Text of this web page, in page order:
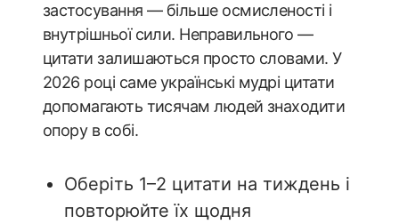
застосування — більше осмисленості і
внутрішньої сили. Неправильного —
цитати залишаються просто словами. У
2026 році саме українські мудрі цитати
допомагають тисячам людей знаходити
опору в собі.
Оберіть 1–2 цитати на тиждень і
повторюйте їх щодня